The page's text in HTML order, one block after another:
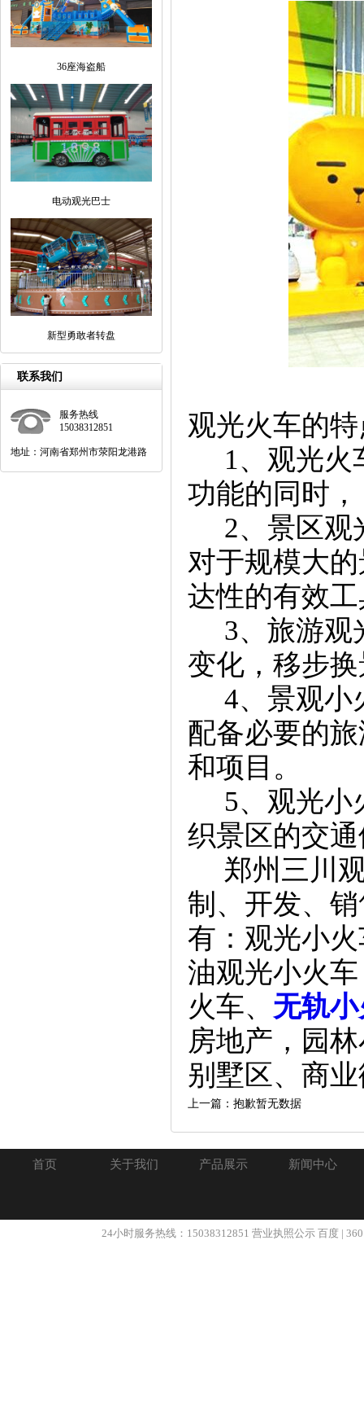
36座海盗船
电动观光巴士
新型勇敢者转盘
联系我们
服务热线
15038312851
地址：河南省郑州市荥阳龙港路
观光火车的
1、观光火
功能的同时
2、景区观
对于规模大
达性的有效
3、旅游观
变化，移步
4、景观小
配备必要的
和项目。
5、观光小
织景区的交
郑州三川观
制、开发、
有：观光小
油观光小火
火车、 无轨
房地产，园
别墅区、商
上一篇：抱歉暂无数据
首页 关于我们 产品展示 新闻中心
24小时服务热线：15038312851 营业执照公示 百度 | 360